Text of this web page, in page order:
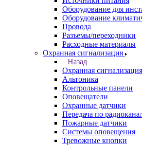
Оборудование для
Оборудование
Провода
Разъемы/переходники
Расходные материалы
Охранная сигнализация
Назад
Охранная сигнализация
Альтоника
Контрольные панели
Оповещатели
Охранные датчики
Передача по
Пожарные датчики
Системы оповещения
Тревожные кнопки